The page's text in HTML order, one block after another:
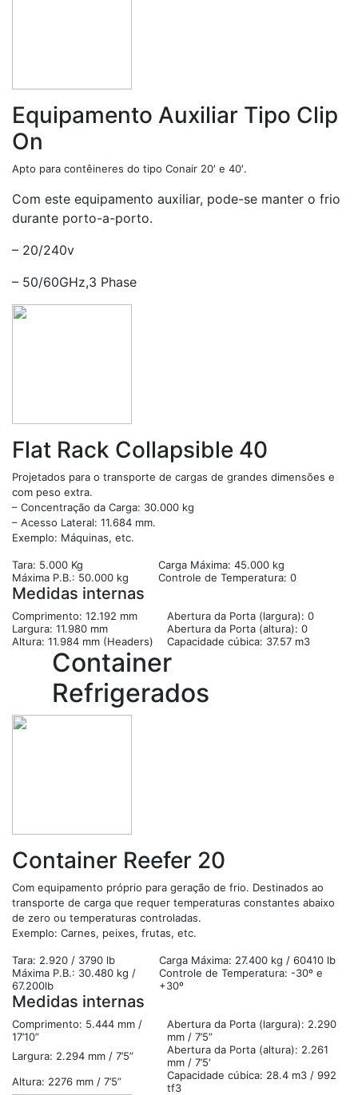
Equipamento Auxiliar Tipo Clip
On
Apto para contêineres do tipo Conair 20′ e 40′.
Com este equipamento auxiliar, pode-se manter o frio
durante porto-a-porto.
– 20/240v
– 50/60GHz,3 Phase
Flat Rack Collapsible 40
Projetados para o transporte de cargas de grandes dimensões e
com peso extra.
– Concentração da Carga: 30.000 kg
– Acesso Lateral: 11.684 mm.
Exemplo: Máquinas, etc.
Tara: 5.000 Kg
Carga Máxima: 45.000 kg
Máxima P.B.: 50.000 kg
Controle de Temperatura: 0
Medidas internas
Comprimento: 12.192 mm
Abertura da Porta (largura): 0
Largura: 11.980 mm
Abertura da Porta (altura): 0
Altura: 11.984 mm (Headers)
Capacidade cúbica: 37.57 m3
Container
Refrigerados
Container Reefer 20
Com equipamento próprio para geração de frio. Destinados ao
transporte de carga que requer temperaturas constantes abaixo
de zero ou temperaturas controladas.
Exemplo: Carnes, peixes, frutas, etc.
Tara: 2.920 / 3790 lb
Carga Máxima: 27.400 kg / 60410 lb
Máxima P.B.: 30.480 kg /
67.200lb
Controle de Temperatura: -30º e
+30º
Medidas internas
Comprimento: 5.444 mm /
17’10”
Abertura da Porta (largura): 2.290
mm / 7’5”
Largura: 2.294 mm / 7’5”
Abertura da Porta (altura): 2.261
mm / 7’5′
Altura: 2276 mm / 7’5”
Capacidade cúbica: 28.4 m3 / 992
tf3